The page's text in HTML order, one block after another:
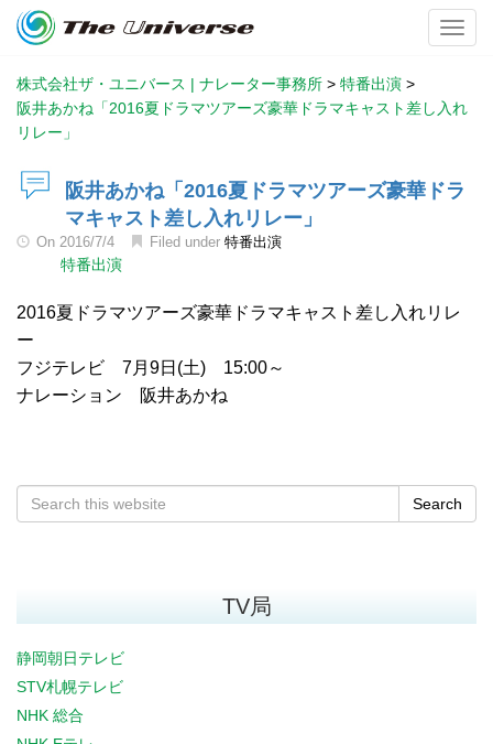
株式会社ザ・ユニバース | ナレーター事務所 > 特番出演 >
阪井あかね「2016夏ドラマツアーズ豪華ドラマキャスト差し入れ
リレー」
阪井あかね「2016夏ドラマツアーズ豪華ドラ
マキャスト差し入れリレー」
On 2016/7/4 Filed under 特番出演
特番出演
2016夏ドラマツアーズ豪華ドラマキャスト差し入れリレ
ー
フジテレビ 7月9日(土) 15:00～
ナレーション 阪井あかね
Search
TV局
静岡朝日テレビ
STV札幌テレビ
NHK 総合